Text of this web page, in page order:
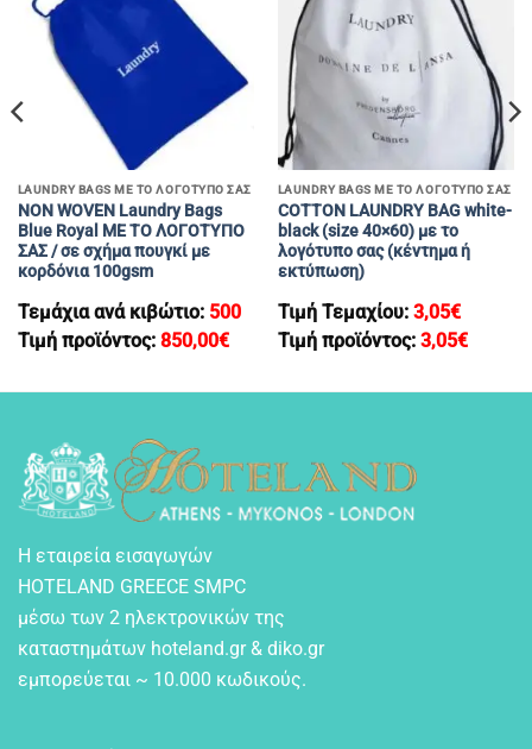
LAUNDRY BAGS ΜΕ ΤΟ ΛΟΓΟΤΥΠΟ ΣΑΣ
NON WOVEN Laundry Bags
Blue Royal ME TO ΛΟΓΟΤΥΠΟ
ΣΑΣ / σε σχήμα πουγκί με
κορδόνια 100gsm
Τεμάχια ανά κιβώτιο: 500
Τιμή προϊόντος: 850,00€
LAUNDRY BAGS ΜΕ ΤΟ ΛΟΓΟΤΥΠΟ ΣΑΣ
COTTON LAUNDRY BAG white-
black (size 40×60) με το
λογότυπο σας (κέντημα ή
εκτύπωση)
Τιμή Τεμαχίου: 3,05€
Τιμή προϊόντος: 3,05€
Η εταιρεία εισαγωγών
HOTELAND GREECE SMPC
μέσω των 2 ηλεκτρονικών της
καταστημάτων hoteland.gr & diko.gr
εμπορεύεται ~ 10.000 κωδικούς.